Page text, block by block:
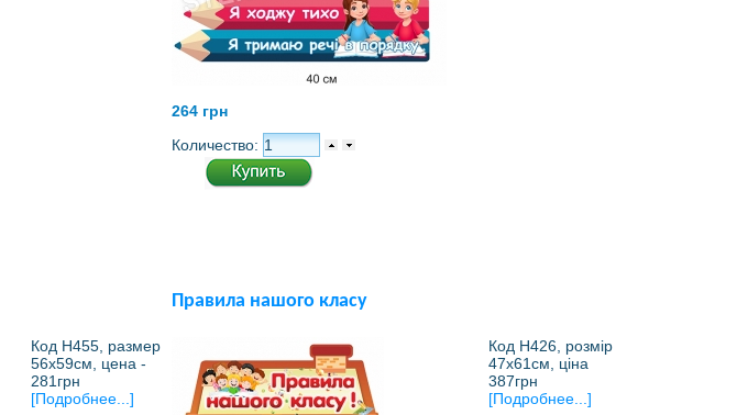
264 грн
Количество:
Код Н455, размер
56х59см, цена -
281грн
[Подробнее...]
Правила нашого класу
Код Н426, розмір
47х61см, ціна
387грн
[Подробнее...]